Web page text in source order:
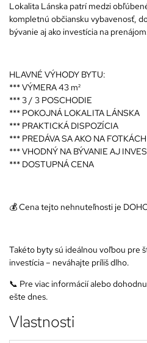
Lokalita Lánska patrí medzi
kompletnú občiansku vybavenosť,
bývanie aj ako investícia na
HLAVNÉ VÝHODY BYTU:
*** VÝMERA 43 m²
*** 3 / 3 POSCHODIE
*** POKOJNÁ LOKALITA LÁNSKA
*** PRAKTICKÁ DISPOZÍCIA
*** PREDÁVA SA AKO NA FOTKÁCH
*** VHODNÝ NA BÝVANIE AJ
*** DOSTUPNÁ CENA
💰 Cena tejto nehnuteľnosti je
Takéto byty sú ideálnou voľbou pre
investícia – neváhajte príliš dlho.
📞 Pre viac informácií alebo
ešte dnes.
Vlastnosti